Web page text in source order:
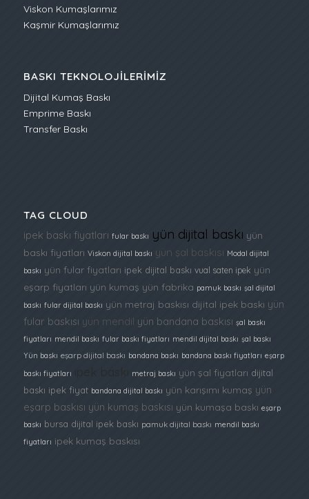
Viskon Kumaşlarımız
Kaşmir Kumaşlarımız
BASKI TEKNOLOJILERIMIZ
Dijital Kumaş Baskı
Emprime Baskı
Transfer Baskı
TAG CLOUD
ipek baskı fiyatları fular baskı yün dijital baskı yün
baskı fiyatları Viskon dijital baskı yün şal baskısı Modal dijital
baskı yün fular fiyatları ipek dijital baskı vual saten ipek yün
eşarp fiyatları yün kumaş yün fabrika pamuk baskı şal dijital
baskı fular dijital baskı yün metraj baskısı dijital ipek baskı yün
fular baskısı yün mendil yün bandana baskısı şal baskı
fiyatları mendil baskı fular baskı fiyatları mendil dijital baskı şal baskı
Yün baskı eşarp dijital baskı bandana baskı bandana baskı fiyatları eşarp
baskı fiyatları
metraj baskı yün şal fiyatları dijital
baskı ipek fiyat bandana dijital baskı yün karışımı kumaş yün
eşarp baskısı yün kumaş baskısı yün kumaşa baskı eşarp
baskı bursa dijital ipek baskı pamuk dijital baskı mendil baskı
fiyatları ipek kumaş baskısı